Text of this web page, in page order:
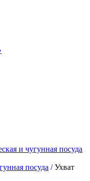
и чугунная посуда
посуда / Ухват